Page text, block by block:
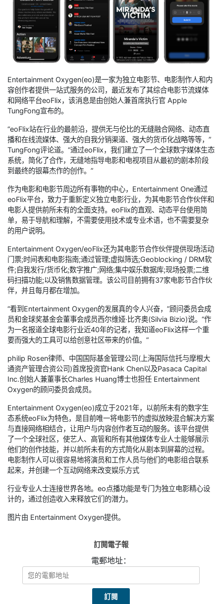
Entertainment Oxygen(eo)是一家为独立电影节、电影制作人和内
容创作者提供一站式服务的公司，最近发布了其综合电影节流媒体
和网络平台eoFlix，该消息是由创始人兼首席执行官 Apple
TungFong宣布的。
“eoFlix站在行业的最前沿，提供无与伦比的无缝融合网络、动态直
播和在线流媒体、强大的自我分销渠道、强大的货币化战略等等，”
TungFong评论道。“通过eoFlix，我们建立了一个全球数字媒体生态
系统，简化了合作，无缝地指导电影和电视项目从最初的剧本阶段
到最终的银幕杰作的创作。”
作为电影和电影节周边所有事物的中心，Entertainment One通过
eoFlix平台，致力于重新定义独立电影行业，为其电影节合作伙伴和
电影人提供前所未有的全面支持。eoFlix的直观、动态平台使用简
单，易于导航和理解，不需要使用技术或专业术语，也不需要复杂
的用户说明。
Entertainment Oxygen/eoFlix还为其电影节合作伙伴提供现场活动
门票;时间表和电影指南;通过管理;虚拟筛选;Geoblocking / DRM软
件;自我发行/货币化;数字推广;网络;集中娱乐数据库;现场投票;二维
码扫描功能;以及销售数据管理。该公司目前拥有37家电影节合作伙
伴，并且每月都在增加。
“看到Entertainment Oxygen的发展真的令人兴奋，”顾问委员会成
员和金球奖基金会董事会成员西尔维娅·比齐奥(Silvia Bizio)说。“作
为一名报道全球电影行业近40年的记者，我知道eoFlix这样一个重
要而强大的工具可以给创意社区带来的价值。”
philip Rosen律师、中国国际基金管理公司(上海国际信托与摩根大
通资产管理合资公司)首席投资官Hank Chen以及Pasaca Capital
Inc.创始人兼董事长Charles Huang博士也担任 Entertainment
Oxygen的顾问委员会成员。
Entertainment Oxygen(eo)成立于2021年，以前所未有的数字生
态系统eoFlix为特色，是目前唯一将电影节的虚拟放映混合解决方案
与直接网络相结合，让用户与内容创作者互动的服务。该平台提供
了一个全球社区，使艺人、高管和所有其他媒体专业人士能够展示
他们的创作技能，并以前所未有的方式简化从剧本到屏幕的过程。
电影制作人可以很容易地将演员和工作人员与他们的电影组合联系
起来，并创建一个互动网络来改变娱乐方式
行业专业人士连接世界各地。eo点播功能是专门为独立电影精心设
计的，通过创造收入来释放它们的潜力。
图片由 Entertainment Oxygen提供。
訂閱電子報
電郵地址：